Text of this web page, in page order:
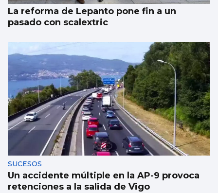
La reforma de Lepanto pone fin a un
pasado con scalextric
SUCESOS
Un accidente múltiple en la AP-9 provoca
retenciones a la salida de Vigo